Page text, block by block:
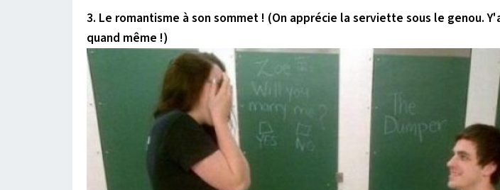
3. Le romantisme à son sommet ! (On apprécie la serviette sous le genou.
quand même !)